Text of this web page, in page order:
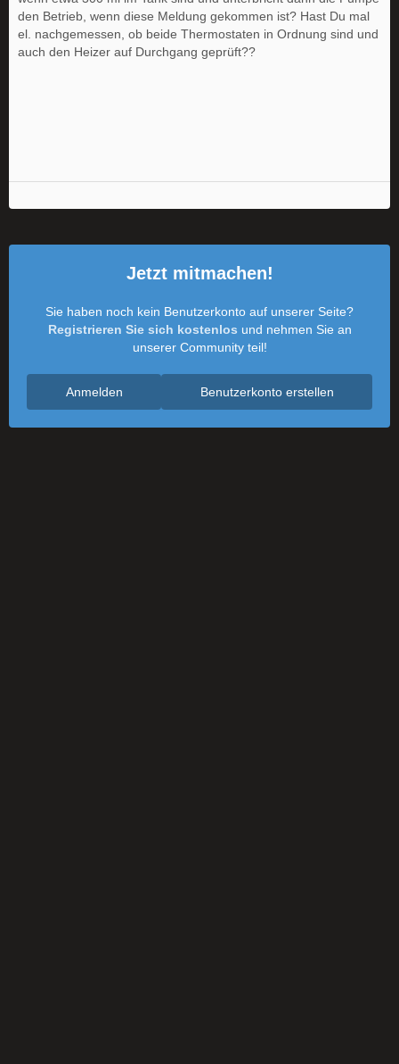
den Betrieb, wenn diese Meldung gekommen ist? Hast Du mal
el. nachgemessen, ob beide Thermostaten in Ordnung sind und
auch den Heizer auf Durchgang geprüft??
Jetzt mitmachen!
Sie haben noch kein Benutzerkonto auf unserer Seite?
Registrieren Sie sich kostenlos und nehmen Sie an
unserer Community teil!
Benutzerkonto erstellen
Anmelden